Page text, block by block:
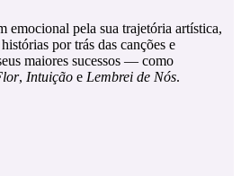
emocional pela sua trajetória artística,
por trás das canções e
maiores sucessos — como
, Intuição e Lembrei de Nós.